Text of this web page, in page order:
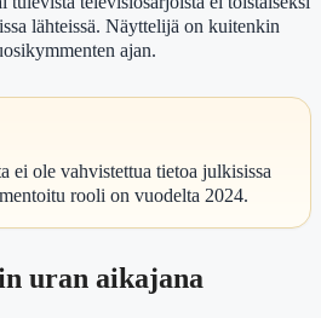
lähteissä. Näyttelijä on kuitenkin
ajan.
ei ole vahvistettua tietoa julkisissa
rooli on vuodelta 2024.
uran aikajana